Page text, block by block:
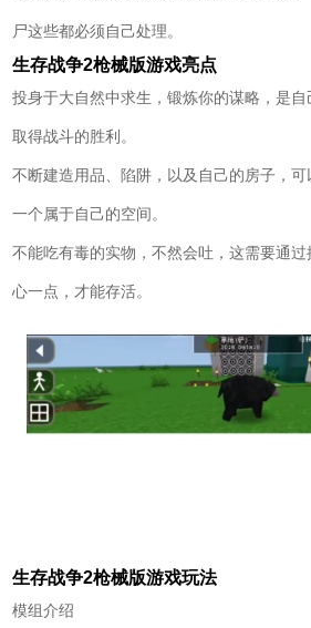
尸这些都必须自己处理。
生存战争2枪械版游戏亮点
投身于大自然中求生，锻炼你的谋略，是
取得战斗的胜利。
不断建造用品、陷阱，以及自己的房子，可
一个属于自己的空间。
不能吃有毒的实物，不然会吐，这需要通
心一点，才能存活。
生存战争2枪械版游戏玩法
模组介绍